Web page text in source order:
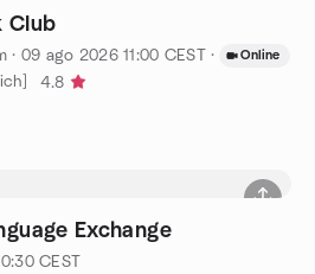
Club
· 09 ago 2026 11:00 CEST · Online
4.8
Exchange
CEST